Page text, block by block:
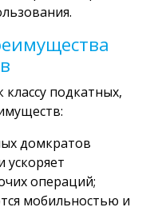
подкатных,
домкратов
ускоряет
операций;
мобильностью и